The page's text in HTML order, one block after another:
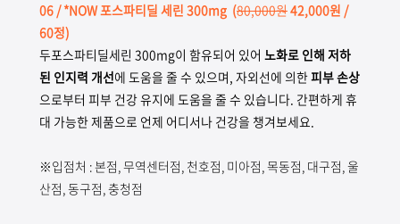
06 / *NOW 포스파티딜 세린 300mg (80,000원42,000원 /
60정)
두포스파티딜세린 300mg이 함유되어 있어 노화로 인해 저하
된 인지력 개선에 도움을 줄 수 있으며, 자외선에 의한피부 손상
으로부터 피부 건강 유지에 도움을 줄 수 있습니다. 간편하게 휴
대 가능한 제품으로 언제 어디서나 건강을 챙겨보세요.
※입점처 : 본점, 무역센터점, 천호점, 미아점, 목동점, 대구점, 울
산점, 동구점, 충청점